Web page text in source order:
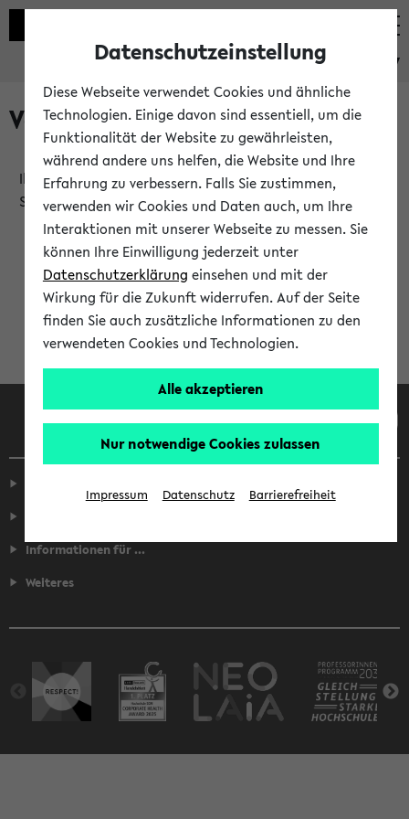
eKVV
Verlauf
Ihr Verlauf ist leer. Er wird sich im Verlauf Ihrer eKVV
Sitzung füllen.
Informationen für ...
Weiteres
Datenschutzeinstellung
Diese Webseite verwendet Cookies und ähnliche
Technologien. Einige davon sind essentiell, um die
Funktionalität der Website zu gewährleisten,
während andere uns helfen, die Website und Ihre
Erfahrung zu verbessern. Falls Sie zustimmen,
verwenden wir Cookies und Daten auch, um Ihre
Interaktionen mit unserer Webseite zu messen. Sie
können Ihre Einwilligung jederzeit unter
Datenschutzerklärung einsehen und mit der
Wirkung für die Zukunft widerrufen. Auf der Seite
finden Sie auch zusätzliche Informationen zu den
verwendeten Cookies und Technologien.
Alle akzeptieren
Nur notwendige Cookies zulassen
Impressum Datenschutz Barrierefreiheit